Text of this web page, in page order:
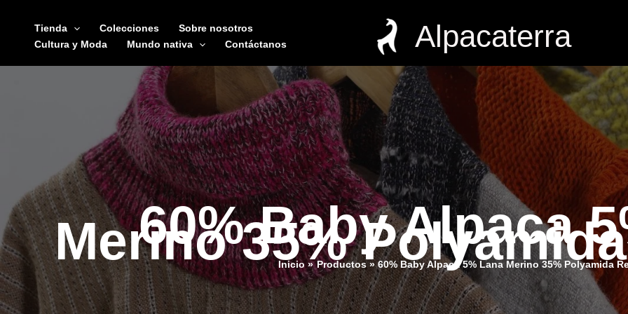
contenido
Tienda Colecciones
Sobre nosotros
Cultura y Moda
Mundo nativa Contáctanos Alpacaterra
60% Baby Alpaca
Merino 35%
Inicio Productos 60% Baby Alpaca 5% Lana Merino 35% Polyamida